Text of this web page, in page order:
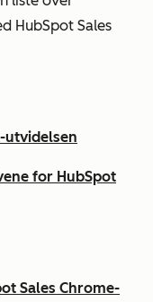
HubSpot Sales
utvidelsen
for HubSpot
Sales Chrome-